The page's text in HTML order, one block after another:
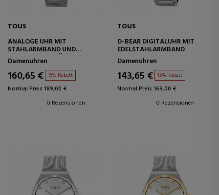
TOUS
ANALOGE UHR MIT
STAHLARMBAND UND
ALUMINIUMGEHÄUSE IN IPG-
GOLDFARBE TOUS S-MESH
MIRROR
Damenuhren
160,65 € 15% Rabatt
Normal Preis 189,00 €
0 Rezensionen
TOUS
D-BEAR DIGITALUHR MIT
EDELSTAHLARMBAND
Damenuhren
143,65 € 15% Rabatt
Normal Preis 169,00 €
0 Rezensionen